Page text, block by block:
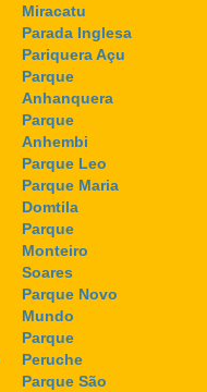
Miracatu
Parada Inglesa
Pariquera Açu
Parque
Anhanquera
Parque
Anhembi
Parque Leo
Parque Maria
Domtila
Parque
Monteiro
Soares
Parque Novo
Mundo
Parque
Peruche
Parque São